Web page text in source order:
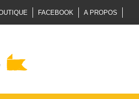
FACEBOOK A PROPOS